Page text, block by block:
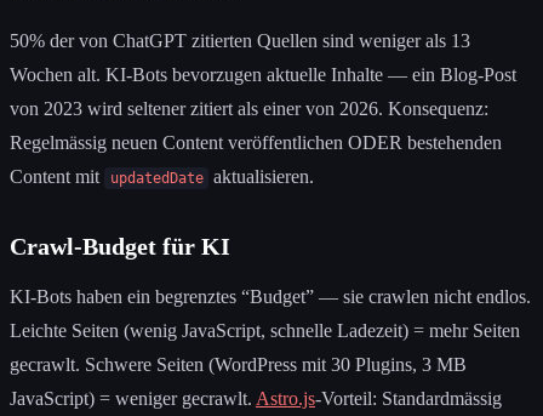
50% der von ChatGPT zitierten Quellen sind weniger als 13
Wochen alt. KI-Bots bevorzugen aktuelle Inhalte — ein Blog-Post
von 2023 wird seltener zitiert als einer von 2026. Konsequenz:
Regelmässig neuen Content veröffentlichen ODER bestehenden
Content mit
updatedDate aktualisieren.
Crawl-Budget für KI
KI-Bots haben ein begrenztes “Budget” — sie crawlen nicht endlos.
Leichte Seiten (wenig JavaScript, schnelle Ladezeit) = mehr Seiten
gecrawlt. Schwere Seiten (WordPress mit 30 Plugins, 3 MB
JavaScript) = weniger gecrawlt. Astro.js-Vorteil: Standardmässig